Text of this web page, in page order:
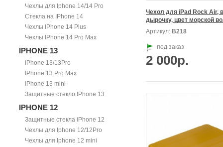
Чехлы для Iphone 14/14 Pro
Стекла на IPhone 14
Чехлы IPhone 14 Plus
Чехлы IPhone 14 Pro Max
IPHONE 13
IPhone 13/13Pro
IPhone 13 Pro Max
IPhone 13 mini
Защитные стекло IPhone 13
IPHONE 12
Защитные стекла iPhone 12
Чехлы для Iphone 12/12Pro
Чехлы для Iphone 12 mini
Чехол для iPad Rock Air, в
дырочку, цвет морской
Артикул: В218
под заказ
2 000р.